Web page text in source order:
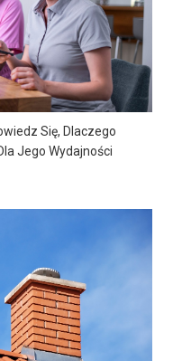
Się, Dlaczego
Jego Wydajności